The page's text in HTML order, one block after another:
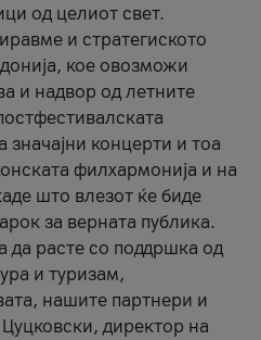
од целиот свет.
и стратегиското
кое овозможи
и надвор од летните
значајни концерти и тоа
филхармонија и на
што влезот ќе биде
за верната публика.
расте со поддршка од
и туризам,
нашите партнери и
директор на